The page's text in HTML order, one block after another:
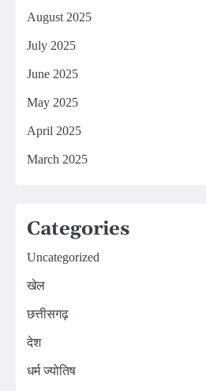
August 2025
July 2025
June 2025
May 2025
April 2025
March 2025
Categories
Uncategorized
खेल
छत्तीसगढ़
देश
धर्म ज्योतिष